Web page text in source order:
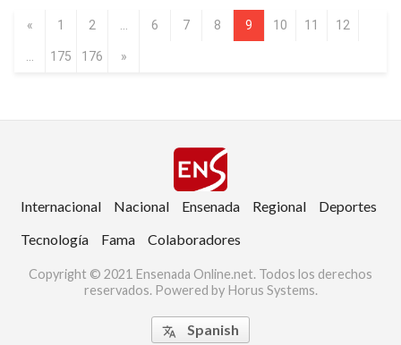
« 1 2 6 7 8 9 10 11 12
175 176 »
Internacional Nacional Ensenada Regional
Deportes
Tecnología
Fama Colaboradores
Copyright © 2021 Ensenada Online.net. Todos los derechos
reservados. Powered by Horus Systems.
 Spanish